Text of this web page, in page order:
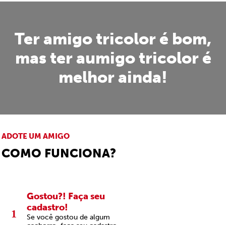
Ter amigo tricolor é bom,
mas ter aumigo tricolor é
melhor ainda!
ADOTE UM AMIGO
COMO FUNCIONA?
1
Gostou?! Faça seu
cadastro!
Se você gostou de algum